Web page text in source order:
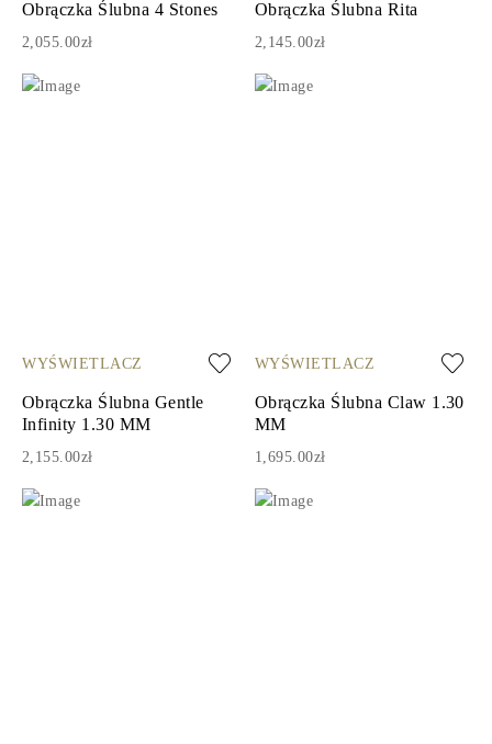
Obrączka Ślubna 4 Stones
2,055.00zł
Obrączka Ślubna Rita
2,145.00zł
WYŚWIETLACZ
Obrączka Ślubna Gentle
Infinity 1.30 MM
2,155.00zł
WYŚWIETLACZ
Obrączka Ślubna Claw 1.30
MM
1,695.00zł